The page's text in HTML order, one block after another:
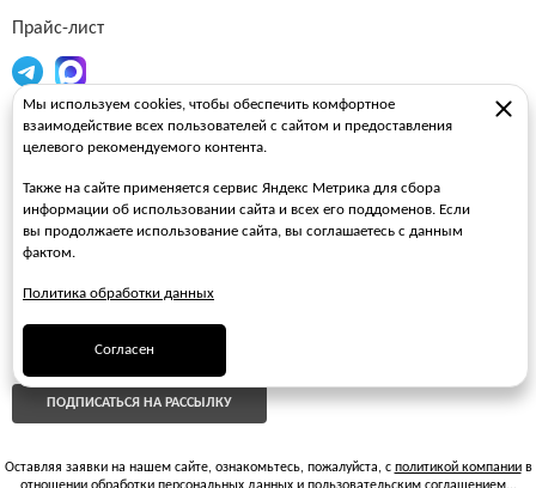
Прайс-лист
Огнетушители
Пожарные стволы
Пожарные шкафы
FAQ
ПОДПИСАТЬСЯ НА РАССЫЛКУ
Оставляя заявки на нашем сайте, ознакомьтесь, пожалуйста, с политикой компаниив
Мы используем cookies, чтобы обеспечить комфортное
взаимодействие всех пользователей с сайтом и предоставления
целевого рекомендуемого контента.
Также на сайте применяется сервис Яндекс Метрика для сбора
информации об использовании сайта и всех его поддоменов. Если
вы продолжаете использование сайта, вы соглашаетесь с данным
фактом.
Политика обработки данных
Согласен